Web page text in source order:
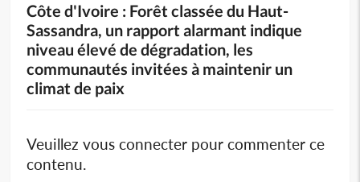
Côte d'Ivoire : Forêt classée du Haut-
Sassandra, un rapport alarmant indique
niveau élevé de dégradation, les
communautés invitées à maintenir un
climat de paix
Veuillez vous connecter pour commenter ce
contenu.